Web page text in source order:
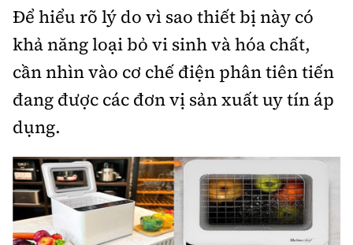
Để hiểu rõ lý do vì sao thiết bị này có
khả năng loại bỏ vi sinh và hóa chất,
cần nhìn vào cơ chế điện phân tiên tiến
đang được các đơn vị sản xuất uy tín áp
dụng.